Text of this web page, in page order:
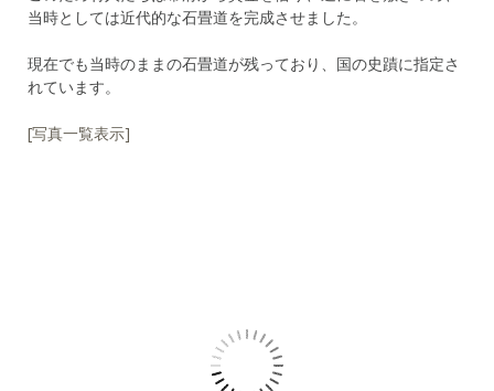
当時としては近代的な石畳道を完成させました。
現在でも当時のままの石畳道が残っており、国の史蹟に指定さ
れています。
[写真一覧表示]